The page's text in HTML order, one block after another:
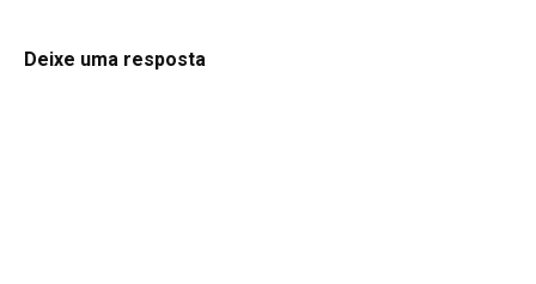
Deixe uma resposta